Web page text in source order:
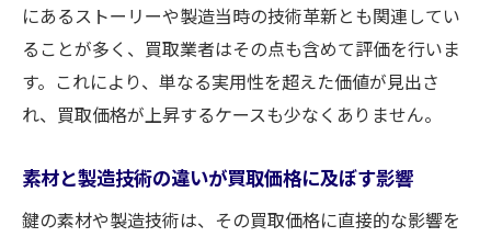
にあるストーリーや製造当時の技術革新とも関連してい
ることが多く、買取業者はその点も含めて評価を行いま
す。これにより、単なる実用性を超えた価値が見出さ
れ、買取価格が上昇するケースも少なくありません。
素材と製造技術の違いが買取価格に及ぼす影響
鍵の素材や製造技術は、その買取価格に直接的な影響を